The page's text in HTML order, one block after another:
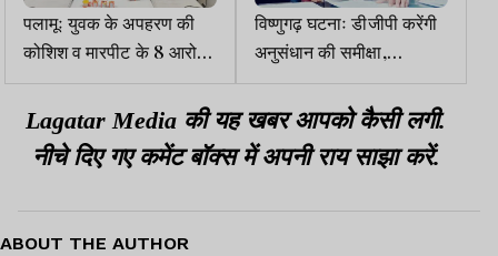
पलामूः युवक के अपहरण की
कोशिश व मारपीट के 8 आरोपी
गिरफ्तार, हथियार बरामद
विष्णुगढ़ घटनाः डीजीपी करेंगी
अनुसंधान की समीक्षा,
हजारीबाग पहुंची
Lagatar Media की यह खबर आपको कैसी लगी.
नीचे दिए गए कमेंट बॉक्स में अपनी राय साझा करें.
ABOUT THE AUTHOR